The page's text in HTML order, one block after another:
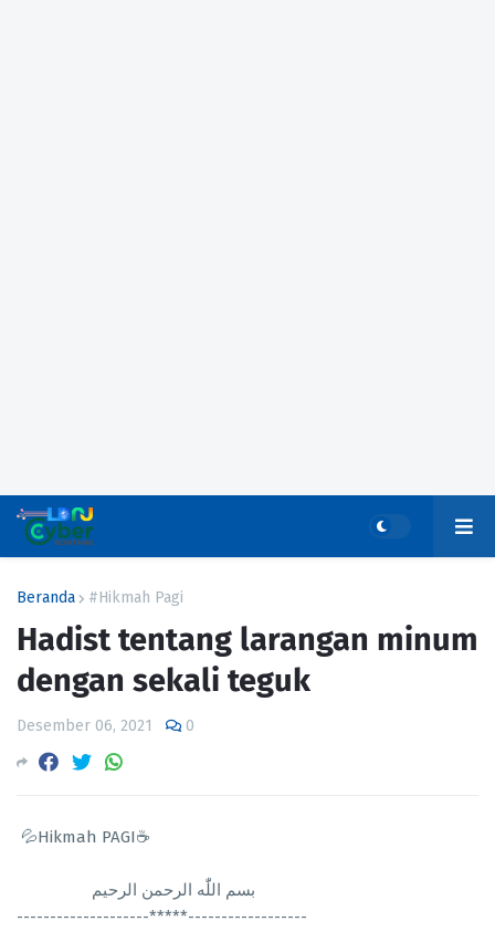
Beranda #Hikmah Pagi
Hadist tentang larangan minum
dengan sekali teguk
Desember 06, 2021 0
💦Hikmah PAGI☕
بسم اللّٰه الرحمن الرحيم
--------------------*****------------------